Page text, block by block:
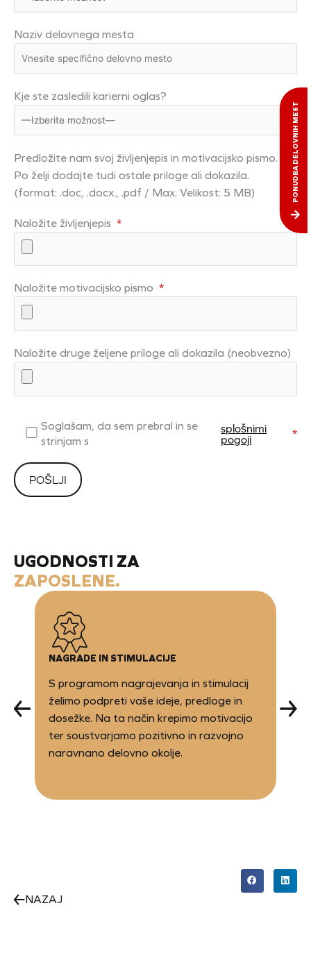
Naziv delovnega mesta
Kje ste zasledili karierni oglas?
Predložite nam svoj življenjepis in motivacijsko pismo.
Po želji dodajte tudi ostale priloge ali dokazila.
(format: .doc, .docx., .pdf / Max. Velikost: 5 MB)
Naložite življenjepis *
Naložite motivacijsko pismo *
Naložite druge željene priloge ali dokazila (neobvezno)
Soglašam, da sem prebral in se
strinjam s
splošnimi
pogoji
*
UGODNOSTI ZA
ZAPOSLENE.
NAGRADE IN STIMULACIJE
S programom nagrajevanja in stimulacij
želimo podpreti vaše ideje, predloge in
dosežke. Na ta način krepimo motivacijo
ter soustvarjamo pozitivno in razvojno
naravnano delovno okolje.
NAZAJ
PONUDBA DELOVNIH MEST